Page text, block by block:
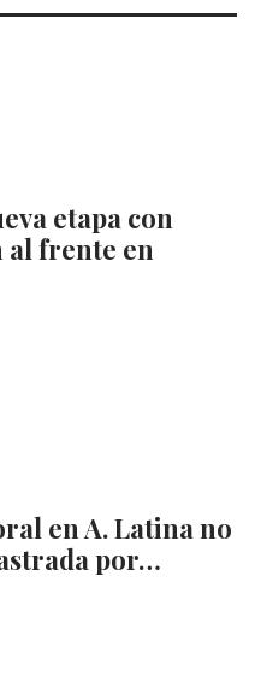
etapa con
al frente en
en A. Latina no
por…